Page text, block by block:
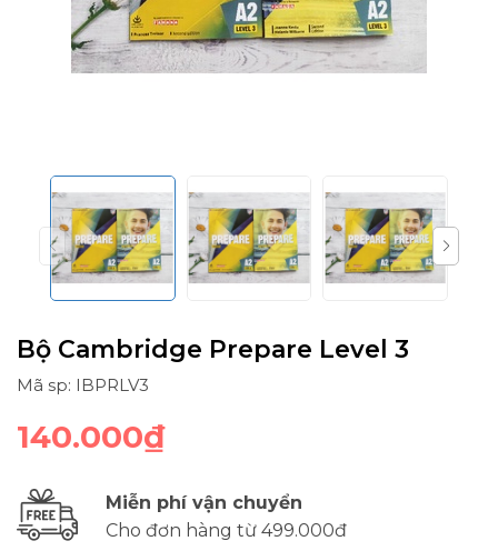
Bộ Cambridge Prepare Level 3
Mã sp: IBPRLV3
140.000₫
Miễn phí vận chuyển
Cho đơn hàng từ 499.000đ